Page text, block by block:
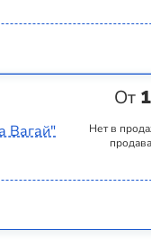
От
Вагай"
Нет в